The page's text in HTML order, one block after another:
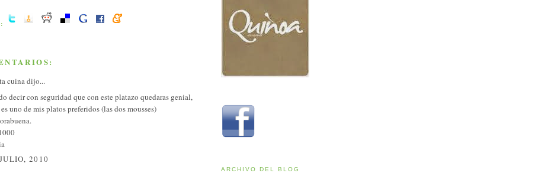
cuinadijo...
decir con seguridad que con este platazo quedaras genial,
es uno de mis platos preferidos (las dos mousses)
2010
ARCHIVO DEL BLOG